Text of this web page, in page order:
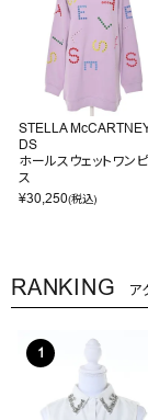
STELLA
DS
ホールスウェットワン
ス
¥30,250(税込)
RANKING ア